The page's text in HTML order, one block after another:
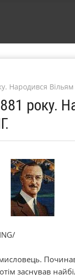
Народився
року.
заснував